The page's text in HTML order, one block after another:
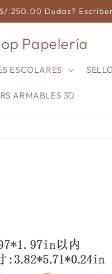
.250.00 Dudas?
Papelería
ESCOLARES
ARMABLES 3D